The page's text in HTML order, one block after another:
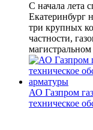
С начала лета
Екатеринбург
три крупных
частности,
АО Газпром
техническое